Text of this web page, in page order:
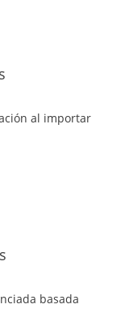
al importar
basada